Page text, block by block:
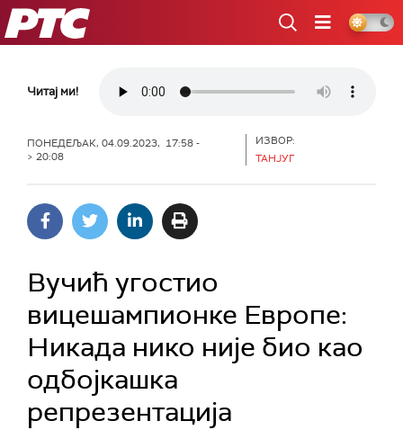
РТС
Читај ми!
ПОНЕДЕЉАК, 04.09.2023, 17:58 -
> 20:08
ИЗВОР:
ТАНЈУГ
Вучић угостио
вицешампионке Европе:
Никада нико није био као
одбојкашка
репрезентација